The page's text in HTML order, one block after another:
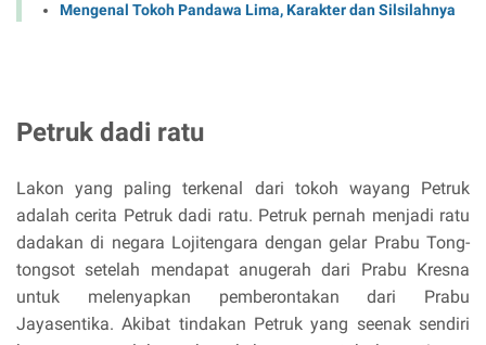
Mengenal Tokoh Pandawa Lima, Karakter dan Silsilahnya
Petruk dadi ratu
Lakon yang paling terkenal dari tokoh wayang Petruk
adalah cerita Petruk dadi ratu. Petruk pernah menjadi ratu
dadakan di negara Lojitengara dengan gelar Prabu Tong-
tongsot setelah mendapat anugerah dari Prabu Kresna
untuk melenyapkan pemberontakan dari Prabu
Jayasentika. Akibat tindakan Petruk yang seenak sendiri